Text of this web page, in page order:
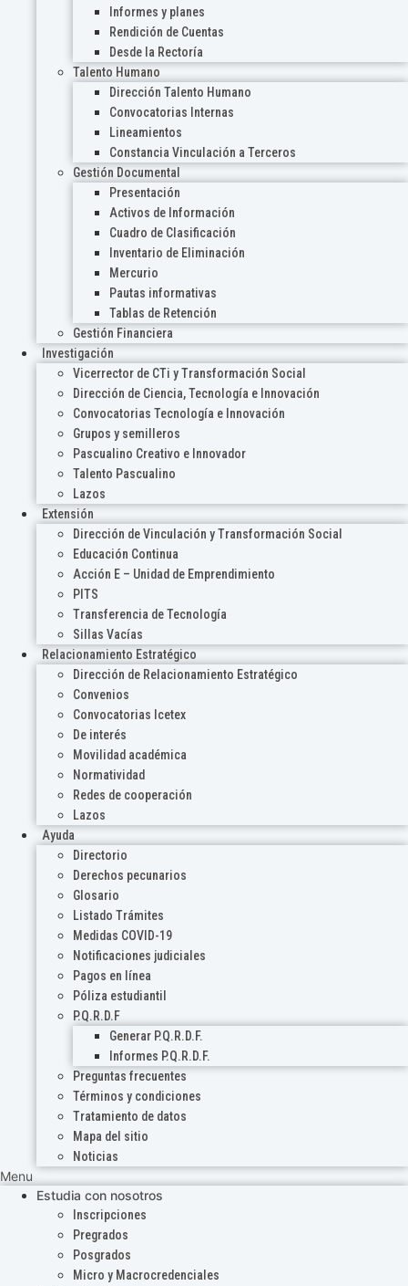
Informes y planes
Rendición de Cuentas
Desde la Rectoría
Talento Humano
Dirección Talento Humano
Convocatorias Internas
Lineamientos
Constancia Vinculación a Terceros
Gestión Documental
Presentación
Activos de Información
Cuadro de Clasificación
Inventario de Eliminación
Mercurio
Pautas informativas
Tablas de Retención
Gestión Financiera
Investigación
Vicerrector de CTi y Transformación Social
Dirección de Ciencia, Tecnología e Innovación
Convocatorias Tecnología e Innovación
Grupos y semilleros
Pascualino Creativo e Innovador
Talento Pascualino
Lazos
Extensión
Dirección de Vinculación y Transformación Social
Educación Continua
Acción E – Unidad de Emprendimiento
PITS
Transferencia de Tecnología
Sillas Vacías
Relacionamiento Estratégico
Dirección de Relacionamiento Estratégico
Convenios
Convocatorias Icetex
De interés
Movilidad académica
Normatividad
Redes de cooperación
Lazos
Ayuda
Directorio
Derechos pecunarios
Glosario
Listado Trámites
Medidas COVID-19
Notificaciones judiciales
Pagos en línea
Póliza estudiantil
P.Q.R.D.F
Generar P.Q.R.D.F.
Informes P.Q.R.D.F.
Preguntas frecuentes
Términos y condiciones
Tratamiento de datos
Mapa del sitio
Noticias
Menu
Estudia con nosotros
Inscripciones
Pregrados
Posgrados
Micro y Macrocredenciales